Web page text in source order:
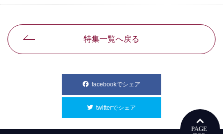
特集一覧へ戻る
facebookでシェア
twitterでシェア 別ウィンドウで開きます